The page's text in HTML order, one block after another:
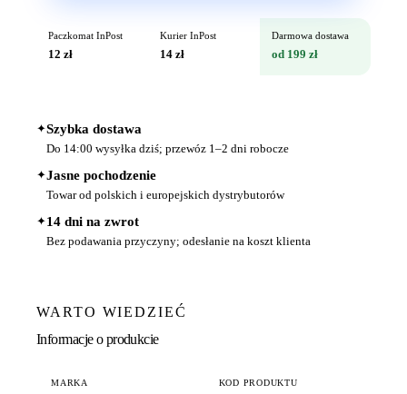
Paczkomat InPost
12 zł
Kurier InPost
14 zł
Darmowa dostawa
od 199 zł
✦Szybka dostawa
Do 14:00 wysyłka dziś; przewóz 1–2 dni robocze
✦Jasne pochodzenie
Towar od polskich i europejskich dystrybutorów
✦14 dni na zwrot
Bez podawania przyczyny; odesłanie na koszt klienta
WARTO WIEDZIEĆ
Informacje o produkcie
MARKA KOD PRODUKTU